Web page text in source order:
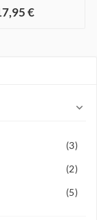
€

(3)
(2)
(5)